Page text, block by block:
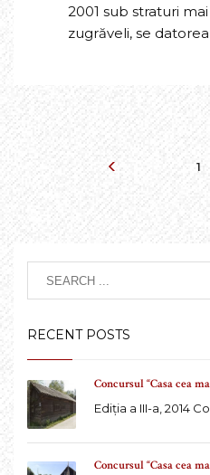
2001 sub straturi
zugrăveli, se
1
RECENT POSTS
Concursul “Casa cea
Ediția a III-a, 2014
Concursul “Casa cea